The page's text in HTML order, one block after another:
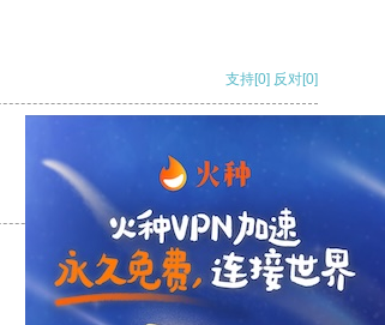
支持[0] 反对[0]
反对